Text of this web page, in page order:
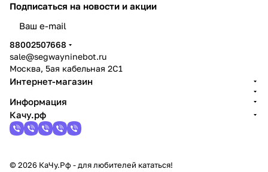
Подписаться на новости и акции
88002507668
sale@segwayninebot.ru
Москва, 5ая кабельная 2С1
Интернет-магазин
Информация
Качу.рф
© 2026 КаЧу.Рф - для любителей кататься!